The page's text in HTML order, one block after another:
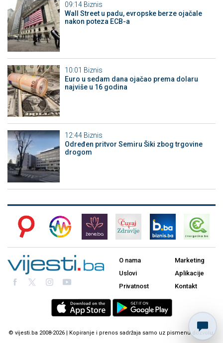
09:14 Biznis
Wall Street u padu, evropske berze ojačale
nakon poteza ECB-a
10:01 Biznis
Euro u sedam dana ojačao prema dolaru
najviše u 16 godina
12:44 Biznis
Određen pritvor Semiru Šiki zbog trgovine
drogom
O nama
Uslovi
Privatnost
Marketing
Aplikacije
Kontakt
© vijesti.ba 2008-2026 | Kopiranje i prenos sadržaja samo uz pismenu dozvolu.